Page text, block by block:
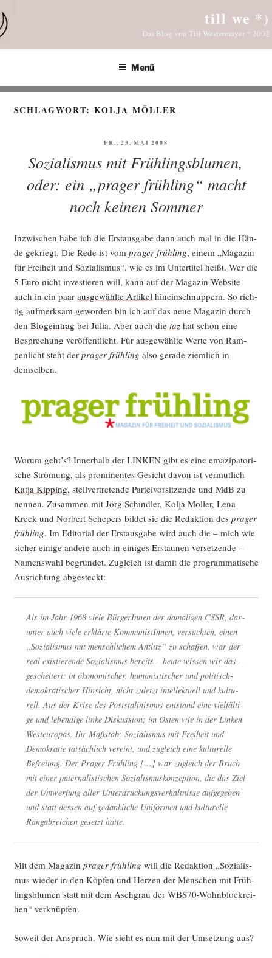
Inhalt
springen
till we *)
Das Blog von Till Westermayer * 2002
Menü
SCHLAGWORT:KOLJA MÖLLER
VERÖFFENTLICHT
FR., 23. MAI 2008
Sozialismus mit Frühlingsblumen,
oder: ein „prager frühling“ macht
noch keinen Sommer
Inzwi­schen habe ich die Erst­aus­ga­be dann auch mal in die Hän­
de gekriegt. Die Rede ist vom pra­ger früh­ling, einem „Maga­zin
für Frei­heit und Sozia­lis­mus“, wie es im Unter­ti­tel heißt. Wer die
5 Euro nicht inves­tie­ren will, kann auf der Maga­zin-Web­site
auch in ein paar aus­ge­wähl­te Arti­kel hin­ein­schnup­pern. So rich­
tig auf­merk­sam gewor­den bin ich auf das neue Maga­zin durch
den Blog­ein­trag bei Julia. Aber auch die tazhat schon eine
Bespre­chung ver­öf­fent­licht. Für aus­ge­wähl­te Wer­te von Ram­
pen­licht steht der pra­ger früh­ling also gera­de ziem­lich in
demselben.
Wor­um geht’s? Inner­halb der LINKEN gibt es eine ema­zi­pa­to­ri­
sche Strö­mung, als pro­mi­nen­tes Gesicht davon ist ver­mut­lich
Kat­ja Kip­ping, stell­ver­tre­ten­de Par­tei­vor­sit­zen­de und MdB zu
nen­nen. Zusam­men mit Jörg Schind­ler, Kol­ja Möl­ler, Lena
Kreck und Nor­bert Sche­pers bil­det sie die Redak­ti­on des pra­ger
früh­ling. Im Edi­to­ri­al der Erst­aus­ga­be wird auch die – mich wie
sicher eini­ge ande­re auch in eini­ges Erstau­nen ver­set­zen­de –
Namens­wahl begrün­det. Zugleich ist damit die pro­gram­ma­ti­sche
Aus­rich­tung abgesteckt:
Als im Jahr 1968 vie­le Bür­ge­rIn­nen der dama­li­gen CSSR, dar­
un­ter auch vie­le erklär­te Kom­mu­nis­tIn­nen, ver­such­ten, einen
„Sozia­lis­mus mit mensch­li­chem Ant­litz“ zu schaf­fen, war der
real exis­tie­ren­de Sozia­lis­mus bereits – heu­te wis­sen wir das –
geschei­tert: in öko­no­mi­scher, huma­nis­ti­scher und poli­tisch-
demo­kra­ti­scher Hin­sicht, nicht zuletzt intel­lek­tu­ell und kul­tu­
rell. Aus der Kri­se des Post­sta­li­nis­mus ent­stand eine viel­fäl­ti­
ge und leben­di­ge lin­ke Dis­kus­si­on; im Osten wie in der Lin­ken
West­eu­ro­pas. Ihr Maß­stab: Sozia­lis­mus mit Frei­heit und
Demo­kra­tie tat­säch­lich ver­eint, und zugleich eine kul­tu­rel­le
Befrei­ung. Der Pra­ger Früh­ling […] war zugleich der Bruch
mit einer pater­na­lis­ti­schen Sozia­lis­mus­kon­zep­ti­on, die das Ziel
der Umwer­fung aller Unter­drü­ckungs­ver­hält­nis­se auf­ge­ge­ben
und statt des­sen auf gedank­li­che Uni­for­men und kul­tu­rel­le
Rang­ab­zei­chen gesetzt hatte.
Mit dem Maga­zin pra­ger früh­ling will die Redak­ti­on „Sozia­lis­
mus wie­der in den Köp­fen und Her­zen der Men­schen mit Früh­
lings­blu­men statt mit dem Asch­grau der WBS70-Wohn­block­rei­
hen“ verknüpfen.
Soweit der Anspruch. Wie sieht es nun mit der Umset­zung aus?